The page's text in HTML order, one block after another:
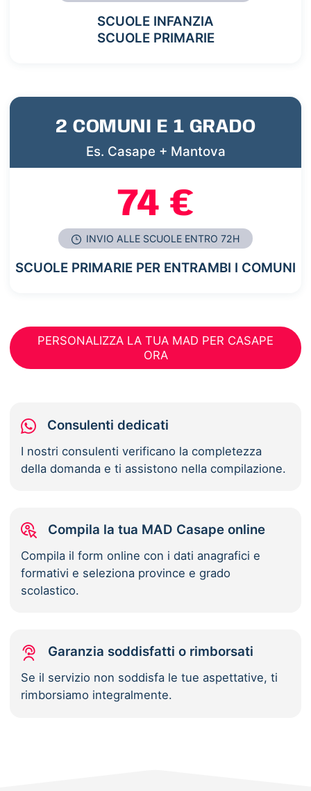
SCUOLE INFANZIA
SCUOLE PRIMARIE
2 COMUNI E 1 GRADO
Es. Casape + Mantova
74 €
INVIO ALLE SCUOLE ENTRO 72H
SCUOLE PRIMARIE PER ENTRAMBI I COMUNI
PERSONALIZZA LA TUA MAD PER CASAPE
ORA
Consulenti dedicati
I nostri consulenti verificano la completezza
della domanda e ti assistono nella compilazione.
Compila la tua MAD Casape online
Compila il form online con i dati anagrafici e
formativi e seleziona province e grado
scolastico.
Garanzia soddisfatti o rimborsati
Se il servizio non soddisfa le tue aspettative, ti
rimborsiamo integralmente.